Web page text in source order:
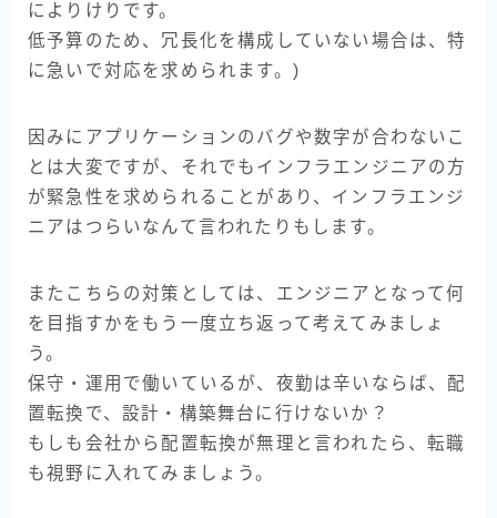
によりけりです。
低予算のため、冗長化を構成していない場合は、特
に急いで対応を求められます。)
因みにアプリケーションのバグや数字が合わないこ
とは大変ですが、それでもインフラエンジニアの方
が緊急性を求められることがあり、インフラエンジ
ニアはつらいなんて言われたりもします。
またこちらの対策としては、エンジニアとなって何
を目指すかをもう一度立ち返って考えてみましょ
う。
保守・運用で働いているが、夜勤は辛いならば、配
置転換で、設計・構築舞台に行けないか？
もしも会社から配置転換が無理と言われたら、転職
も視野に入れてみましょう。